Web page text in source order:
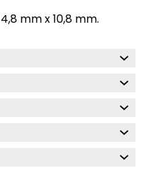
mm x 10,8 mm.